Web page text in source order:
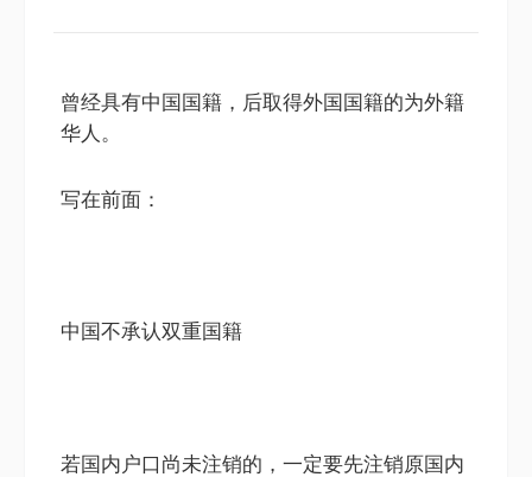
曾经具有中国国籍，后取得外国国籍的为外籍
华人。
写在前面：
中国不承认双重国籍
若国内户口尚未注销的，一定要先注销原国内